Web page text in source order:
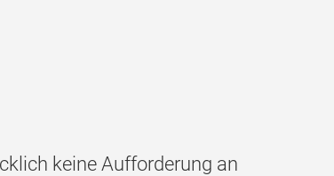
keine Aufforderung an